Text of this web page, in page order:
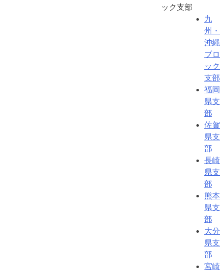
ック支部
九
州・
沖縄
ブロ
ック
支部
福岡
県支
部
佐賀
県支
部
長崎
県支
部
熊本
県支
部
大分
県支
部
宮崎